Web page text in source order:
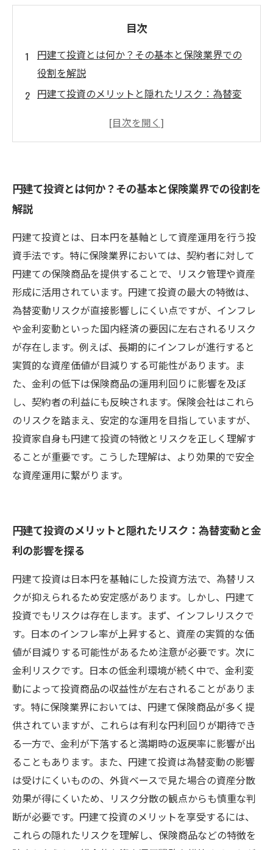
目次
円建て投資とは何か？その基本と保険業界での
役割を解説
円建て投資のメリットと隠れたリスク：為替変
インフレ時代に円建て投資が直面する課題と
管理のポイント
資産運用戦略
円建て投資のリスクとは？押さえておきたい基
本知識まとめ
安全な資産運用のために知るべき円建て投資の
注意点とリスク対策
円建て投資とは何か？その基本と保険業界での役割を
解説
円建て投資とは、日本円を基軸として資産運用を行う投
資手法です。特に保険業界においては、契約者に対して
円建ての保険商品を提供することで、リスク管理や資産
形成に活用されています。円建て投資の最大の特徴は、
為替変動リスクが直接影響しにくい点ですが、インフレ
や金利変動といった国内経済の要因に左右されるリスク
が存在します。例えば、長期的にインフレが進行すると
実質的な資産価値が目減りする可能性があります。ま
た、金利の低下は保険商品の運用利回りに影響を及ぼ
し、契約者の利益にも反映されます。保険会社はこれら
のリスクを踏まえ、安定的な運用を目指していますが、
投資家自身も円建て投資の特徴とリスクを正しく理解す
ることが重要です。こうした理解は、より効果的で安全
な資産運用に繋がります。
円建て投資のメリットと隠れたリスク：為替変動と金
利の影響を探る
円建て投資は日本円を基軸にした投資方法で、為替リス
クが抑えられるため安定感があります。しかし、円建て
投資でもリスクは存在します。まず、インフレリスクで
す。日本のインフレ率が上昇すると、資産の実質的な価
値が目減りする可能性があるため注意が必要です。次に
金利リスクです。日本の低金利環境が続く中で、金利変
動によって投資商品の収益性が左右されることがありま
す。特に保険業界においては、円建て保険商品が多く提
供されていますが、これらは有利な円利回りが期待でき
る一方で、金利が下落すると満期時の返戻率に影響が出
ることもあります。また、円建て投資は為替変動の影響
は受けにくいものの、外貨ベースで見た場合の資産分散
効果が得にくいため、リスク分散の観点からも慎重な判
断が必要です。円建て投資のメリットを享受するには、
これらの隠れたリスクを理解し、保険商品などの特徴を